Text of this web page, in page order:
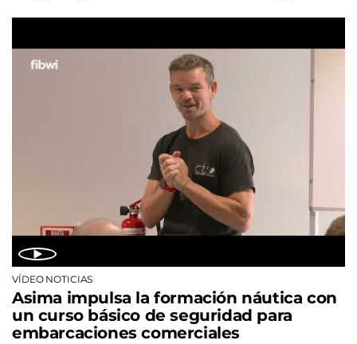
VÍDEO NOTICIAS
Asima impulsa la formación náutica con
un curso básico de seguridad para
embarcaciones comerciales